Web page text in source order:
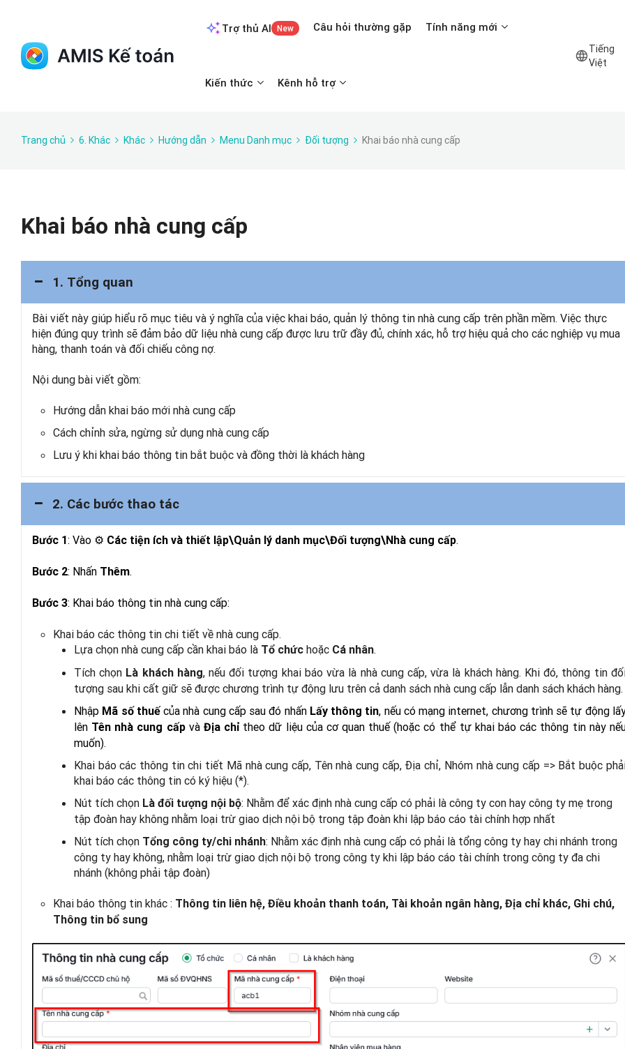
Trợ thủ AI New Câu hỏi thường gặp Tính năng mới
Kiến thức Kênh hỗ trợ
Tiếng
Việt
Trang chủ 6. Khác Khác Hướng dẫn Menu Danh mục Đối tượng Khai báo nhà cung cấp
Khai báo nhà cung cấp
1. Tổng quan
Bài viết này giúp hiểu rõ mục tiêu và ý nghĩa của việc khai báo, quản lý thông tin nhà cung cấp trên phần mềm. Việc thực
hiện đúng quy trình sẽ đảm bảo dữ liệu nhà cung cấp được lưu trữ đầy đủ, chính xác, hỗ trợ hiệu quả cho các nghiệp vụ mua
hàng, thanh toán và đối chiếu công nợ.
Nội dung bài viết gồm:
Hướng dẫn khai báo mới nhà cung cấp
Cách chỉnh sửa, ngừng sử dụng nhà cung cấp
Lưu ý khi khai báo thông tin bắt buộc và đồng thời là khách hàng
2. Các bước thao tác
Bước 1: Vào ⚙ Các tiện ích và thiết lập\Quản lý danh mục\Đối tượng\Nhà cung cấp.
Bước 2: Nhấn Thêm.
Bước 3: Khai báo thông tin nhà cung cấp:
Khai báo các thông tin chi tiết về nhà cung cấp.
Lựa chọn nhà cung cấp cần khai báo là Tổ chức hoặc Cá nhân.
Tích chọn Là khách hàng, nếu đối tượng khai báo vừa là nhà cung cấp, vừa là khách hàng. Khi đó, thông tin
tượng sau khi cất giữ sẽ được chương trình tự động lưu trên cả danh sách nhà cung cấp lẫn danh sách khách hàng.
Nhập Mã số thuếcủa nhà cung cấp sau đó nhấn Lấy thông tin, nếu có mạng internet, chương trình sẽ tự động
lên Tên nhà cung cấp và Địa chỉ theo dữ liệu của cơ quan thuế (hoặc có thể tự khai báo các thông tin này
muốn).
Khai báo các thông tin chi tiết Mã nhà cung cấp, Tên nhà cung cấp, Địa chỉ, Nhóm nhà cung cấp => Bắt buộc
khai báo các thông tin có ký hiệu (*).
Nút tích chọn Là đối tượng nội bộ: Nhằm để xác định nhà cung cấp có phải là công ty con hay công ty mẹ trong
tập đoàn hay không nhằm loại trừ giao dịch nội bộ trong tập đoàn khi lập báo cáo tài chính hợp nhất
Nút tích chọn Tổng công ty/chi nhánh: Nhằm xác định nhà cung cấp có phải là tổng công ty hay chi nhánh trong
công ty hay không, nhằm loại trừ giao dịch nội bộ trong công ty khi lập báo cáo tài chính trong công ty đa chi
nhánh (không phải tập đoàn)
Khai báo thông tin khác : Thông tin liên hệ, Điều khoản thanh toán, Tài khoản ngân hàng, Địa chỉ khác, Ghi chú,
Thông tin bổ sung